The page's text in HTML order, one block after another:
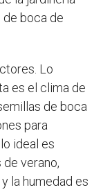
de boca de
Lo
es el clima de
de boca
para
ideal es
verano,
la humedad es